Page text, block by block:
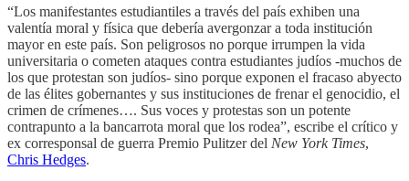
“Los manifestantes estudiantiles a través del país exhiben una
valentía moral y física que debería avergonzar a toda institución
mayor en este país. Son peligrosos no porque irrumpen la vida
universitaria o cometen ataques contra estudiantes judíos -muchos de
los que protestan son judíos- sino porque exponen el fracaso abyecto
de las élites gobernantes y sus instituciones de frenar el genocidio, el
crimen de crímenes…. Sus voces y protestas son un potente
contrapunto a la bancarrota moral que los rodea”, escribe el crítico y
ex corresponsal de guerra Premio Pulitzer del New York Times,
Chris Hedges.